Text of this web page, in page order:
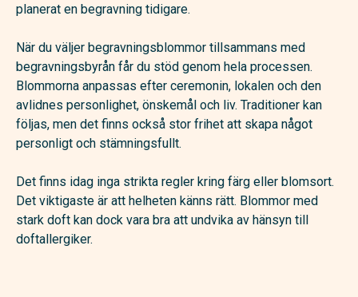
planerat en begravning tidigare.
När du väljer begravningsblommor tillsammans med
begravningsbyrån får du stöd genom hela processen.
Blommorna anpassas efter ceremonin, lokalen och den
avlidnes personlighet, önskemål och liv. Traditioner kan
följas, men det finns också stor frihet att skapa något
personligt och stämningsfullt.
Det finns idag inga strikta regler kring färg eller blomsort.
Det viktigaste är att helheten känns rätt. Blommor med
stark doft kan dock vara bra att undvika av hänsyn till
doftallergiker.